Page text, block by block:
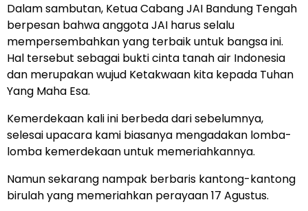
Dalam sambutan, Ketua Cabang JAI Bandung Tengah
berpesan bahwa anggota JAI harus selalu
mempersembahkan yang terbaik untuk bangsa ini.
Hal tersebut sebagai bukti cinta tanah air Indonesia
dan merupakan wujud Ketakwaan kita kepada Tuhan
Yang Maha Esa.
Kemerdekaan kali ini berbeda dari sebelumnya,
selesai upacara kami biasanya mengadakan lomba-
lomba kemerdekaan untuk memeriahkannya.
Namun sekarang nampak berbaris kantong-kantong
birulah yang memeriahkan perayaan 17 Agustus.